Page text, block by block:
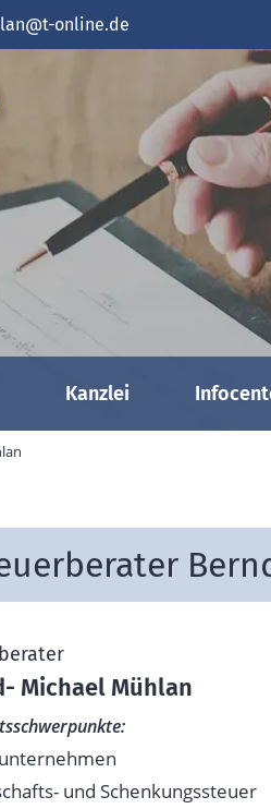
online.de
Kanzlei
Michael Mühlan
und Schenkungssteuer